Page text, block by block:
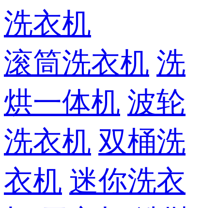
洗衣机
滚筒洗衣机 洗
烘一体机 波轮
洗衣机 双桶洗
衣机 迷你洗衣